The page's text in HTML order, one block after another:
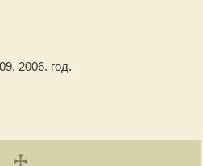
2006. год.